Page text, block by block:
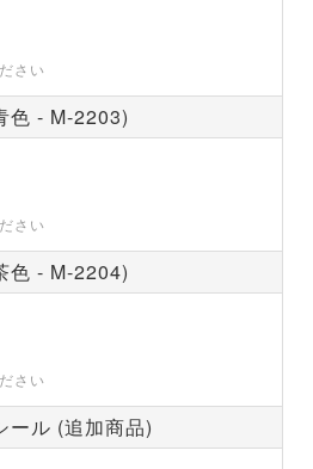
さい
色 - M-2203)
さい
色 - M-2204)
さい
ール (追加商品)